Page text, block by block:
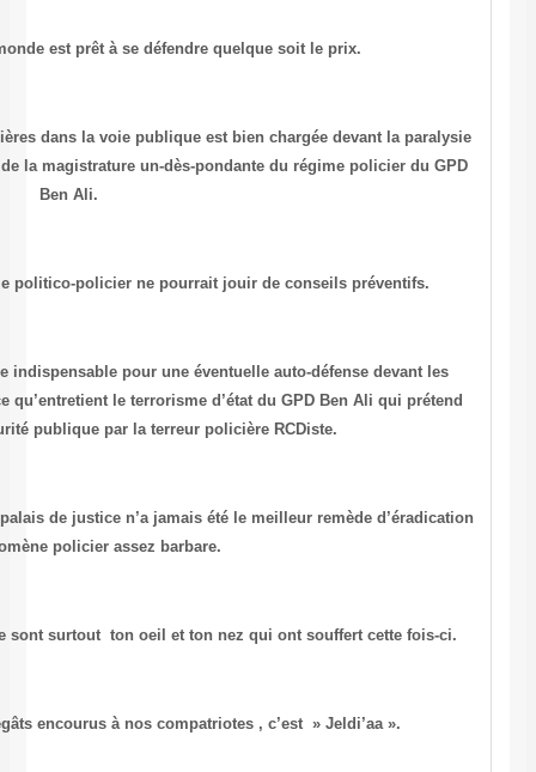
A vos marques , tout le monde est prêt à se
La liste des victimes d’agressions policières dans la voie
mentale , fonctionnelle , juridique et morale de la magistrature un-
Le prochain candidat à ce scandale politico-policier ne
L’autorisation de port d’armes s’avère indispensable pour
carences de conduite stimulatrice de violence qu’entretient le
assurer le devoir de la sécurité publique par la
Une simple requête déposée au frigo du palais de justice n’a
Heureusement mon cher Fadhel que ce sont surtout ton oeil et
Mais relativement aux autres dégâts encourus à nos